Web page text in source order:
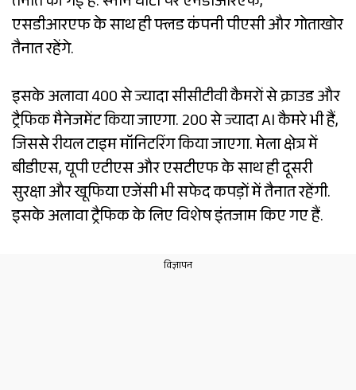
एसडीआरएफ के साथ ही फ्लड कंपनी पीएसी और गोताखोर
तैनात रहेंगे.
इसके अलावा 400 से ज्यादा सीसीटीवी कैमरों से क्राउड और
ट्रैफिक मैनेजमेंट किया जाएगा. 200 से ज्यादा AI कैमरे भी हैं,
जिससे रीयल टाइम मॉनिटरिंग किया जाएगा. मेला क्षेत्र में
बीडीएस, यूपी एटीएस और एसटीएफ के साथ ही दूसरी
सुरक्षा और खूफिया एजेंसी भी सफेद कपड़ों में तैनात रहेंगी.
इसके अलावा ट्रैफिक के लिए विशेष इंतजाम किए गए हैं.